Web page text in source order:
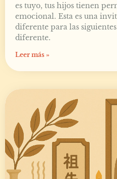
es tuyo, tus hijos tienen
emocional. Esta es una
diferente para las
diferente.
Leer más »